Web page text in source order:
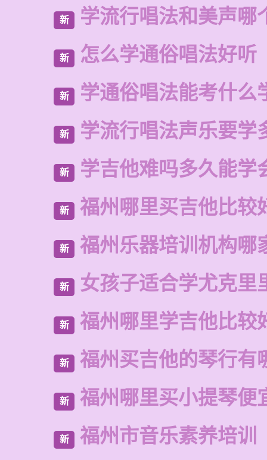
新 学流行唱法和美声哪
新 怎么学通俗唱法好听
新 学通俗唱法能考什么
新 学流行唱法声乐要学
新 学吉他难吗多久能学
新 福州哪里买吉他比较
新 福州乐器培训机构哪
新 女孩子适合学尤克里
新 福州哪里学吉他比较
新 福州买吉他的琴行有
新 福州哪里买小提琴便
新 福州市音乐素养培训